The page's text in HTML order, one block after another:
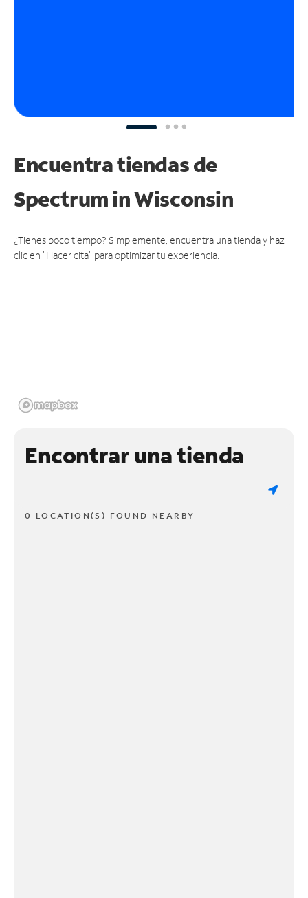
Encuentra tiendas de
Spectrumin Wisconsin
¿Tienes poco tiempo? Simplemente, encuentra una tienda y haz
clic en "Hacer cita" para optimizar tu experiencia.
Encontrar una tienda
0 LOCATION(S) FOUND NEARBY